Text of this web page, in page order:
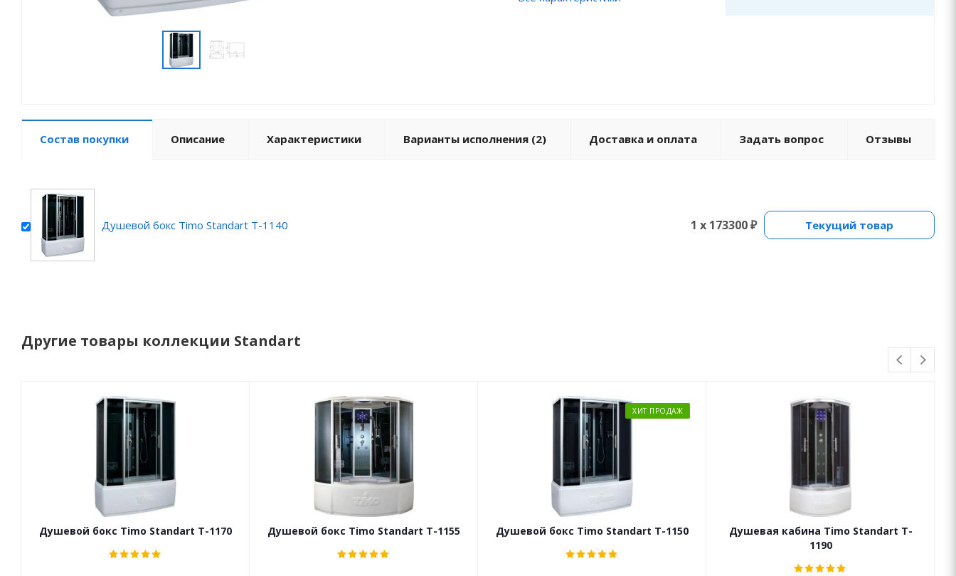
Состав покупки Описание Характеристики Варианты исполнения (2) Доставка и оплата Задать вопрос Отзывы
Душевой бокс Timo Standart T-1140 1 x 173300 ₽ Текущий товар
Другие товары коллекции Standart
Душевой бокс Timo Standart T-1170 Душевой бокс Timo Standart T-1155
ХИТ ПРОДАЖ
Душевой бокс Timo Standart T-1150
Душевая кабина Timo Standart T-
1190